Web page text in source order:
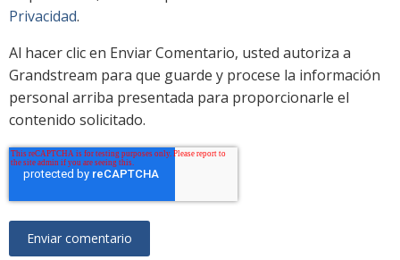
Privacidad.
Al hacer clic en Enviar Comentario, usted autoriza a
Grandstream para que guarde y procese la información
personal arriba presentada para proporcionarle el
contenido solicitado.